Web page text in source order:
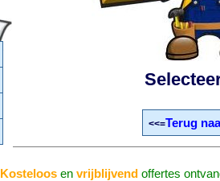
<<=Terug
Kosteloosen vrijblijvendoffertes